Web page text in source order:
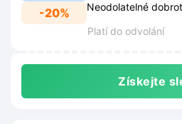
-20%
Neodolatelné
Platí do odvolání
Získejte